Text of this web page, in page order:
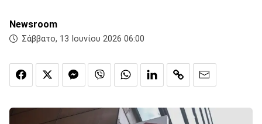
Newsroom
Σάββατο, 13 Ιουνίου 2026 06:00